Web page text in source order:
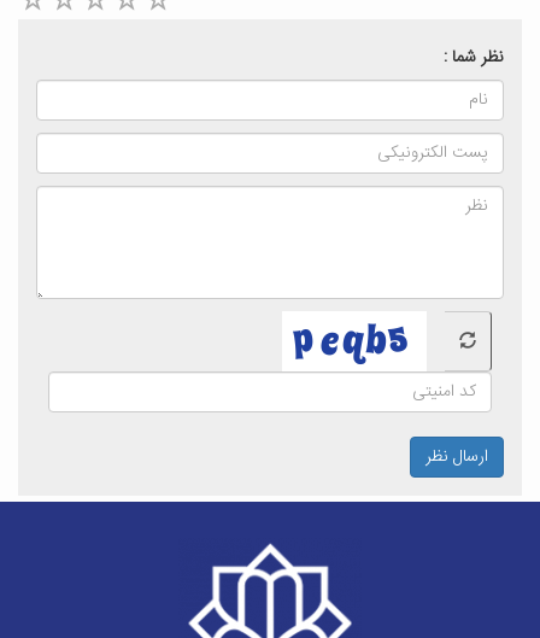
نظر شما :
ارسال نظر